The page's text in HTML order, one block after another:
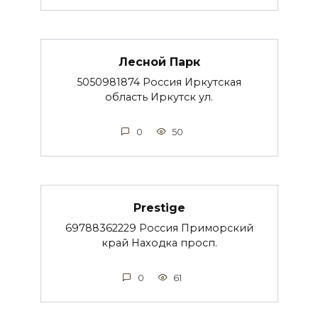
Лесной Парк
5050981874 Россия Иркутская
область Иркутск ул.
0 50
Prestige
69788362229 Россия Приморский
край Находка просп.
0 61